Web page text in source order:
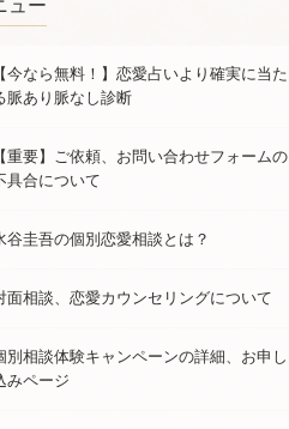
ュー
【今なら無料！】恋愛占いより確実に当た
脈あり脈なし診断
【重要】ご依頼、お問い合わせフォームの
具合について
谷圭吾の個別恋愛相談とは？
面相談、恋愛カウンセリングについて
別相談体験キャンペーンの詳細、お申し
みページ